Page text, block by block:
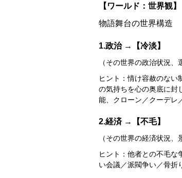
【ワールド：世界観】
物語舞台の世界構造
1.政治 →【冷淡】
（その世界の政治状況
ヒント：情け容赦のない
の気持ちを心の奥底に封
能、クローン／クーデレ
2.経済 →【不毛】
（その世界の経済状況
ヒント：他者との不毛な
い会議／派閥争い／骨折